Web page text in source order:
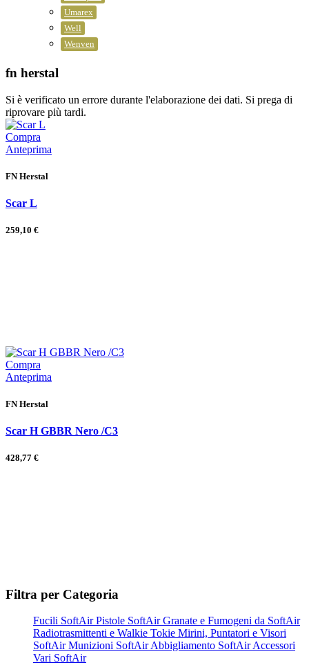
Umarex
Well
Wenven
fn herstal
Si è verificato un errore durante l'elaborazione dei dati. Si prega di
riprovare più tardi.
Compra
Anteprima
FN Herstal
Scar L
259,10 €
Compra
Anteprima
FN Herstal
Scar H GBBR Nero /C3
428,77 €
Filtra per Categoria
Fucili SoftAirPistole SoftAirGranate e Fumogeni da SoftAir
Radiotrasmittenti e Walkie Tokie Mirini, Puntatori e Visori
SoftAirMunizioni SoftAirAbbigliamento SoftAirAccessori
Vari SoftAir